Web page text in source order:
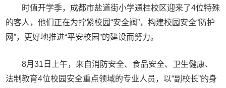
时值开学季，成都市盐道街小学通桂校区迎来了4位特殊
的客人，他们正在为拧紧校园“安全阀”，构建校园安全“防护
网”，更好地推进“平安校园”的建设而努力。
8月31日上午，来自消防安全、食品安全、卫生健康、
法制教育4位校园安全重点领域的专业人员，以“副校长”的身